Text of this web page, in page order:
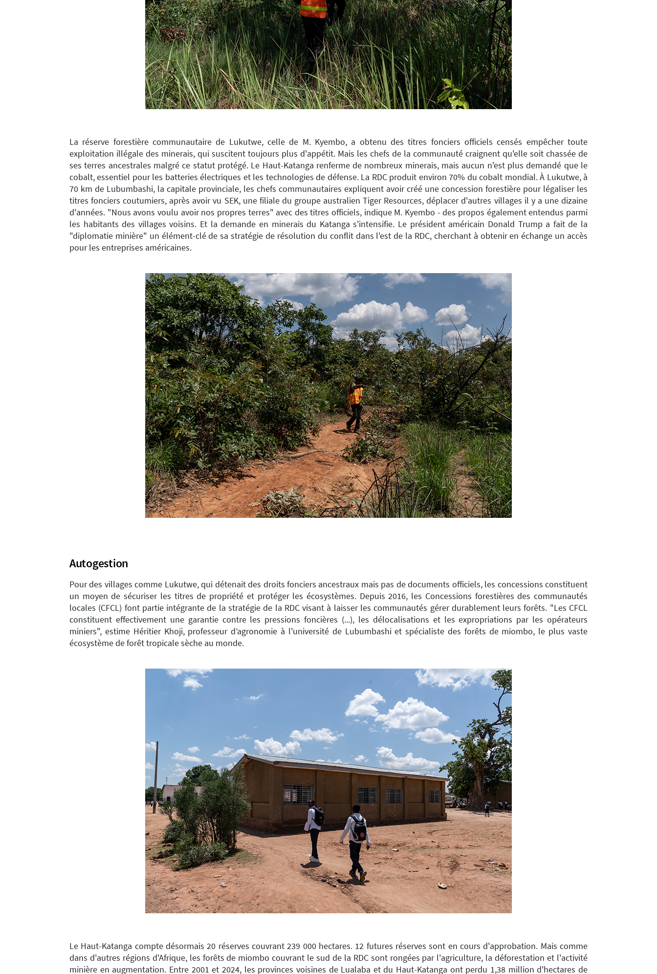
La réserve forestière communautaire de Lukutwe, celle de M. Kyembo, a obtenu des titres fonciers officiels censés empêcher toute
exploitation illégale des minerais, qui suscitent toujours plus d'appétit. Mais les chefs de la communauté craignent qu'elle soit chassée de
ses terres ancestrales malgré ce statut protégé. Le Haut-Katanga renferme de nombreux minerais, mais aucun n'est plus demandé que le
cobalt, essentiel pour les batteries électriques et les technologies de défense. La RDC produit environ 70% du cobalt mondial. À Lukutwe, à
70 km de Lubumbashi, la capitale provinciale, les chefs communautaires expliquent avoir créé une concession forestière pour légaliser les
titres fonciers coutumiers, après avoir vu SEK, une filiale du groupe australien Tiger Resources, déplacer d'autres villages il y a une dizaine
d'années. "Nous avons voulu avoir nos propres terres" avec des titres officiels, indique M. Kyembo - des propos également entendus parmi
les habitants des villages voisins. Et la demande en minerais du Katanga s'intensifie. Le président américain Donald Trump a fait de la
"diplomatie minière" un élément-clé de sa stratégie de résolution du conflit dans l'est de la RDC, cherchant à obtenir en échange un accès
pour les entreprises américaines.
Autogestion
Pour des villages comme Lukutwe, qui détenait des droits fonciers ancestraux mais pas de documents officiels, les concessions constituent
un moyen de sécuriser les titres de propriété et protéger les écosystèmes. Depuis 2016, les Concessions forestières des communautés
locales (CFCL) font partie intégrante de la stratégie de la RDC visant à laisser les communautés gérer durablement leurs forêts. "Les CFCL
constituent effectivement une garantie contre les pressions foncières (...), les délocalisations et les expropriations par les opérateurs
miniers", estime Héritier Khoji, professeur d’agronomie à l'université de Lubumbashi et spécialiste des forêts de miombo, le plus vaste
écosystème de forêt tropicale sèche au monde.
Le Haut-Katanga compte désormais 20 réserves couvrant 239 000 hectares. 12 futures réserves sont en cours d'approbation. Mais comme
dans d'autres régions d'Afrique, les forêts de miombo couvrant le sud de la RDC sont rongées par l'agriculture, la déforestation et l'activité
minière en augmentation. Entre 2001 et 2024, les provinces voisines de Lualaba et du Haut-Katanga ont perdu 1,38 million d'hectares de